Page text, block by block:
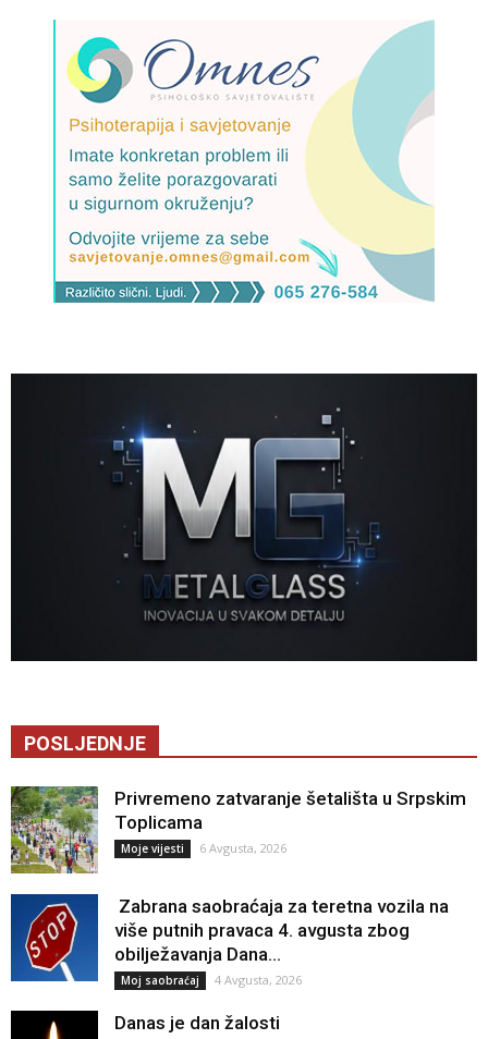
POSLJEDNJE
Privremeno zatvaranje šetališta u Srpskim
Toplicama
Moje vijesti 6 Avgusta, 2026
Zabrana saobraćaja za teretna vozila na
više putnih pravaca 4. avgusta zbog
obilježavanja Dana...
Moj saobraćaj 4 Avgusta, 2026
Danas je dan žalosti